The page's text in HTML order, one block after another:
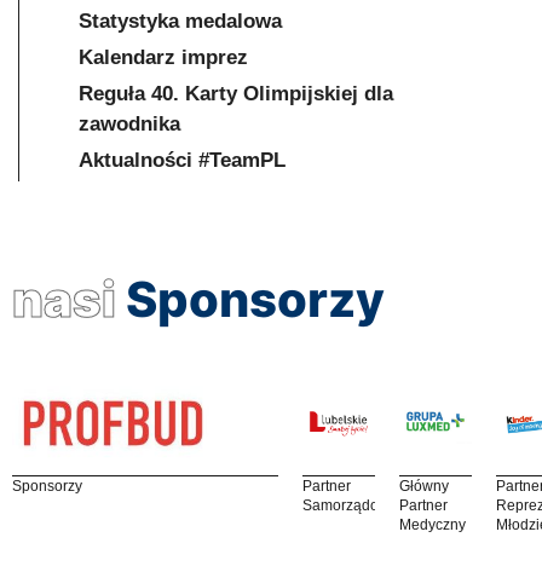
Statystyka medalowa
Kalendarz imprez
Reguła 40. Karty Olimpijskiej dla
zawodnika
Aktualności #TeamPL
nasi Sponsorzy
Sponsorzy
Partner
Samorządowy
Główny
Partner
Medyczny